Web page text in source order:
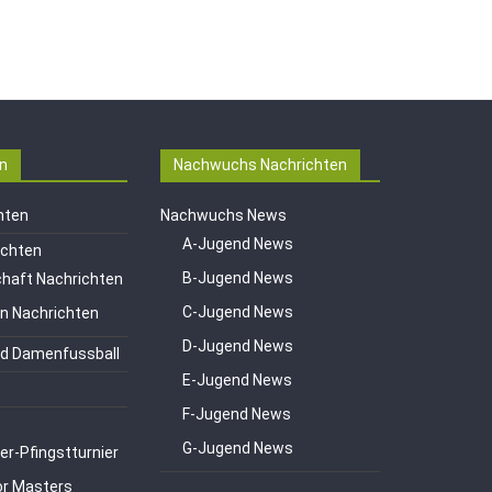
Nachrichten
Nachrichten
Damenfussball
Pfingstturnier
Masters
Nachwuchs Nachrichten
Nachwuchs News
A-Jugend News
B-Jugend News
C-Jugend News
D-Jugend News
E-Jugend News
F-Jugend News
G-Jugend News